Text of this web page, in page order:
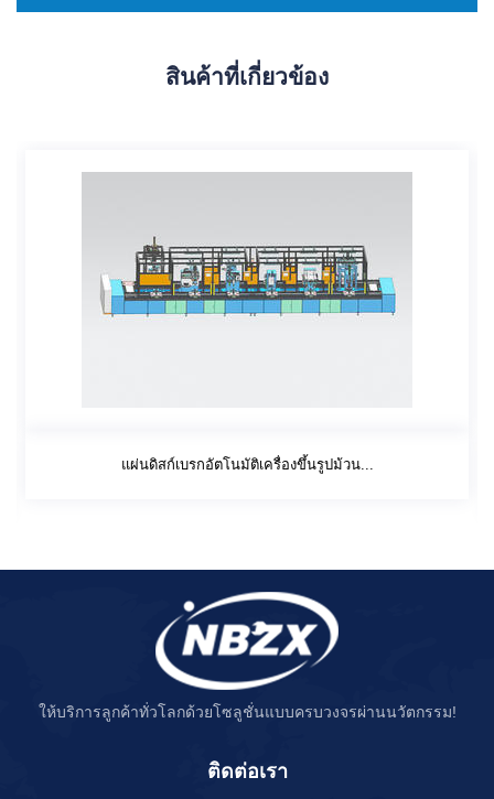
สินค้าที่เกี่ยวข้อง
แผ่นดิสก์เบรกอัตโนมัติเครื่องขึ้นรูปม้วน...
ให้บริการลูกค้าทั่วโลกด้วยโซลูชั่นแบบครบวงจรผ่านนวัตกรรม!
ติดต่อเรา